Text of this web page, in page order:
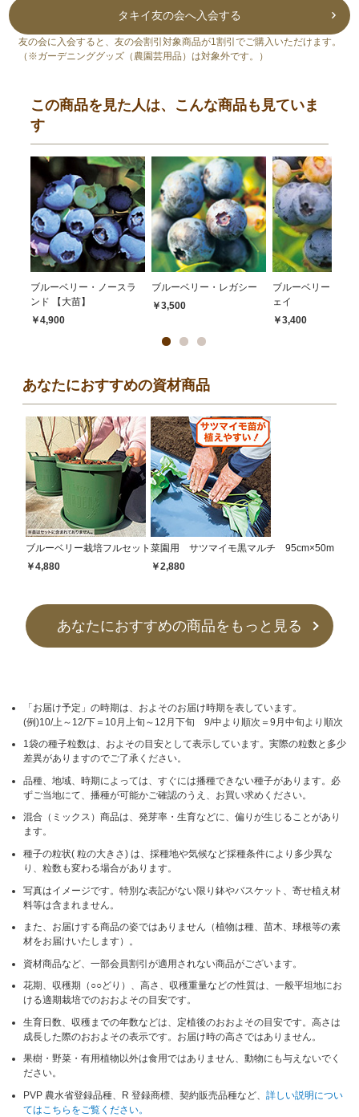
タキイ友の会へ入会する
友の会に入会すると、友の会割引対象商品が1割引でご購入いただけます。
（※ガーデニンググッズ（農園芸用品）は対象外です。）
この商品を見た人は、こんな商品も見ていま
す
ブルーベリー・ノースラ
ンド 【大苗】
￥4,900
ブルーベリー・レガシー
￥3,500
ブルーベリー・キ
ェイ
￥3,400
あなたにおすすめの資材商品
ブルーベリー栽培フルセット
￥4,880
菜園用 サツマイモ黒マルチ 95cm×50m
￥2,880
あなたにおすすめの商品をもっと見る
「お届け予定」の時期は、およそのお届け時期を表しています。
(例)10/上～12/下＝10月上旬～12月下旬 9/中より順次＝9月中旬より順次
1袋の種子粒数は、およその目安として表示しています。実際の粒数と多少
差異がありますのでご了承ください。
品種、地域、時期によっては、すぐには播種できない種子があります。必
ずご当地にて、播種が可能かご確認のうえ、お買い求めください。
混合（ミックス）商品は、発芽率・生育などに、偏りが生じることがあり
ます。
種子の粒状( 粒の大きさ) は、採種地や気候など採種条件により多少異な
り、粒数も変わる場合があります。
写真はイメージです。特別な表記がない限り鉢やバスケット、寄せ植え材
料等は含まれません。
また、お届けする商品の姿ではありません（植物は種、苗木、球根等の素
材をお届けいたします）。
資材商品など、一部会員割引が適用されない商品がございます。
花期、収穫期（○○どり）、高さ、収穫重量などの性質は、一般平坦地にお
ける適期栽培でのおおよその目安です。
生育日数、収穫までの年数などは、定植後のおおよその目安です。高さは
成長した際のおおよその表示です。お届け時の高さではありません。
果樹・野菜・有用植物以外は食用ではありません、動物にも与えないでく
ださい。
PVP 農水省登録品種、R 登録商標、契約販売品種など、詳しい説明につい
てはこちらをご覧ください。